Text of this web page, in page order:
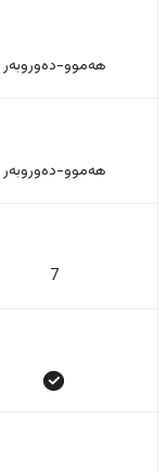
هەموو-دەوروبەر
هەموو-دەوروبەر
7